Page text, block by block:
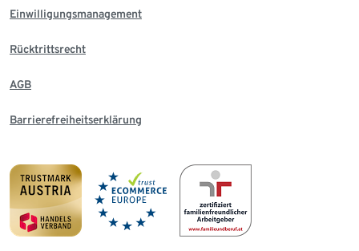
Einwilligungsmanagement
Rücktrittsrecht
AGB
Barrierefreiheitserklärung